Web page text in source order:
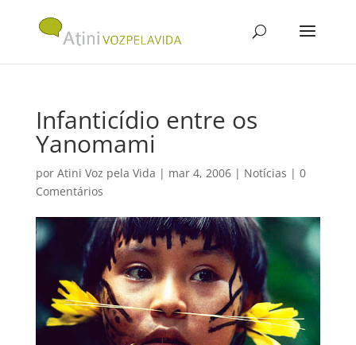
Infanticídio entre os
Yanomami
por Atini Voz pela Vida | mar 4, 2006| Notícias | 0
Comentários